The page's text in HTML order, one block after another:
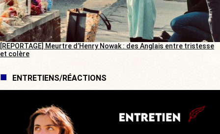
[REPORTAGE] Meurtre d’Henry Nowak : des Anglais entre tristesse
et colère
ENTRETIENS/RÉACTIONS